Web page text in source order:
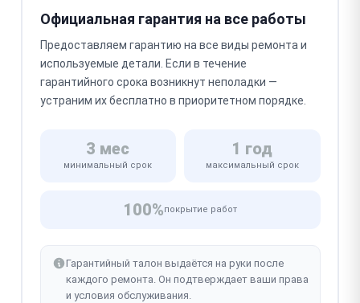
Официальная гарантия на все работы
Предоставляем гарантию на все виды ремонта и
используемые детали. Если в течение
гарантийного срока возникнут неполадки —
устраним их бесплатно в приоритетном порядке.
3 мес
минимальный срок
1 год
максимальный срок
100%покрытие работ
Гарантийный талон выдаётся на руки после
каждого ремонта. Он подтверждает ваши права
и условия обслуживания.